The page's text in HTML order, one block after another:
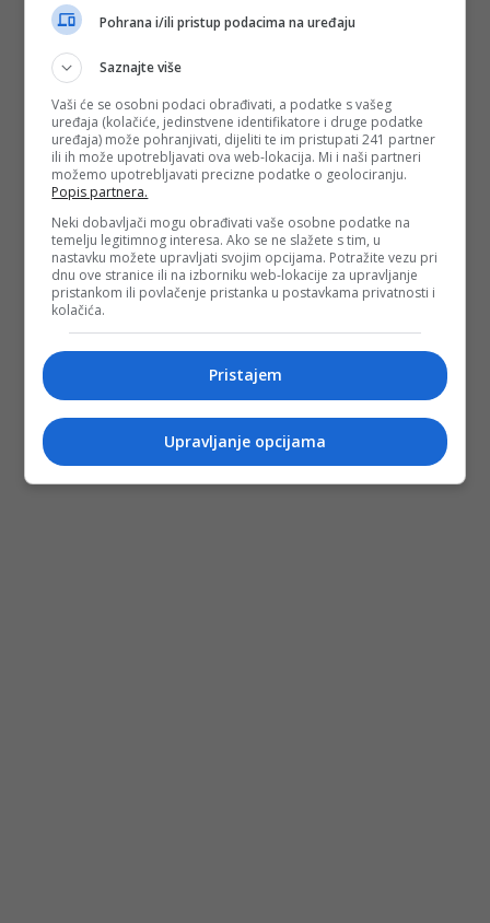
višemilionske iznose“, kazao je Mandić.
vijećnika i javnoj raspravi.
„Zamoliću kolege iz Opštinskog vijeća da se ponovo
izjasnimo, da iznesemo dodatne argumente i omogućimo
javnu raspravu i struci da kaže svoje mišljenje, a onda neka
Vijeće donese konačnu odluku. Mislim da trebamo i tom i
sličnim investitorima omogućiti privrednu aktivnost na
području Opštine Centar“, zaključio je Mandić.
(DEPO PORTAL/dg)
PODIJELI NA
Pohrana i/ili pristup podacima na uređaju
Saznajte više
Vaši će se osobni podaci obrađivati, a podatke s vašeg
uređaja (kolačiće, jedinstvene identifikatore i druge podatke
uređaja) može pohranjivati, dijeliti te im pristupati 241 partner
ili ih može upotrebljavati ova web-lokacija. Mi i naši partneri
možemo upotrebljavati precizne podatke o geolociranju.
Popis partnera.
Neki dobavljači mogu obrađivati vaše osobne podatke na
temelju legitimnog interesa. Ako se ne slažete s tim, u
nastavku možete upravljati svojim opcijama. Potražite vezu pri
dnu ove stranice ili na izborniku web-lokacije za upravljanje
pristankom ili povlačenje pristanka u postavkama privatnosti i
kolačića.
Pristajem
Upravljanje opcijama